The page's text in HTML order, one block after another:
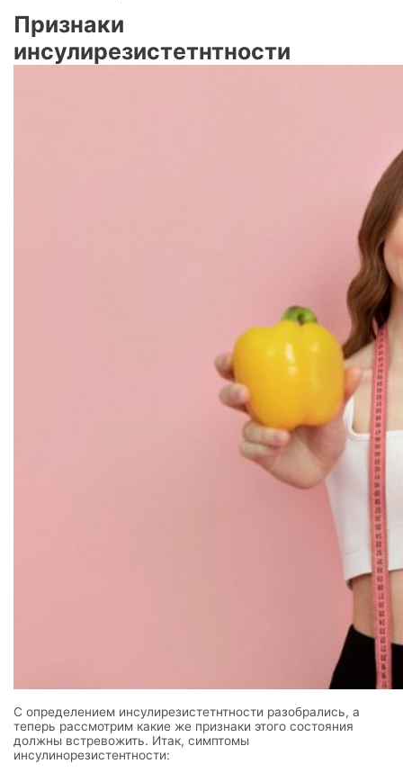
Признаки
инсулирезистетнтности
С определением инсулирезистетнтности разобрались, а
теперь рассмотрим какие же признаки этого состояния
должны встревожить. Итак, симптомы
инсулинорезистентности: